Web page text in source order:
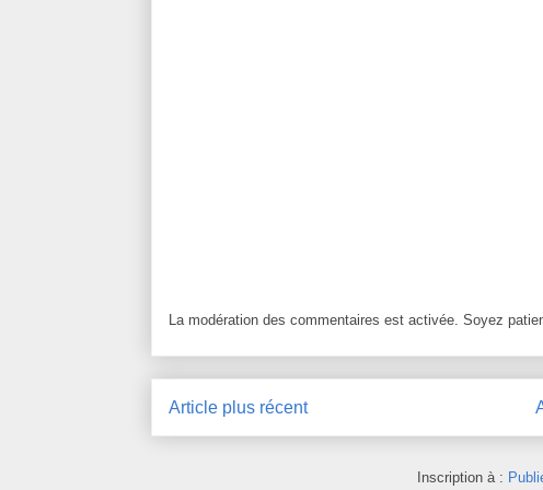
La modération des commentaires est activée. Soyez
Article plus récent
Inscription à :